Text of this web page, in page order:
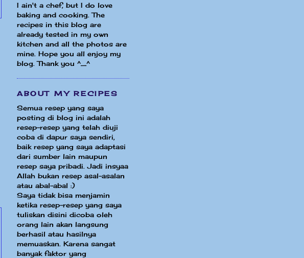
I ain't a chef, but I do love
baking and cooking. The
recipes in this blog are
already tested in my own
kitchen and all the photos are
mine. Hope you all enjoy my
blog. Thank you ^_^
ABOUT MY RECIPES
Semua resep yang saya
posting di blog ini adalah
resep-resep yang telah diuji
coba di dapur saya sendiri,
baik resep yang saya adaptasi
dari sumber lain maupun
resep saya pribadi. Jadi insyaa
Allah bukan resep asal-asalan
atau abal-abal :)
Saya tidak bisa menjamin
ketika resep-resep yang saya
tuliskan disini dicoba oleh
orang lain akan langsung
berhasil atau hasilnya
memuaskan. Karena sangat
banyak faktor yang